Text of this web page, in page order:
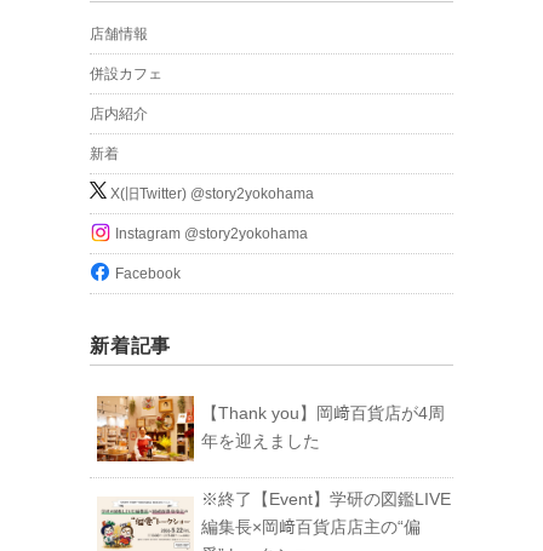
店舗情報
併設カフェ
店内紹介
新着
X(旧Twitter) @story2yokohama
Instagram @story2yokohama
Facebook
新着記事
【Thank you】岡﨑百貨店が4周
年を迎えました
※終了【Event】学研の図鑑LIVE
編集長×岡﨑百貨店店主の“偏